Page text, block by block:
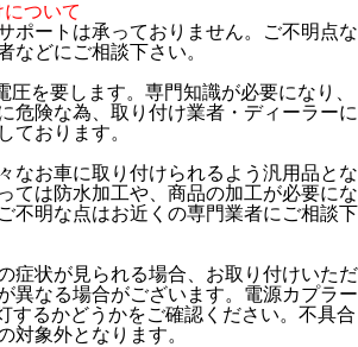
ついて
ポートは承っておりません。ご不明点な
などにご相談下さい。
を要します。専門知識が必要になり、
危険な為、取り付け業者・ディーラーに
ております。
なお車に取り付けられるよう汎用品とな
ては防水加工や、商品の加工が必要にな
不明な点はお近くの専門業者にご相談下
症状が見られる場合、お取り付けいただ
異なる場合がございます。電源カプラー
するかどうかをご確認ください。不具合
対象外となります。